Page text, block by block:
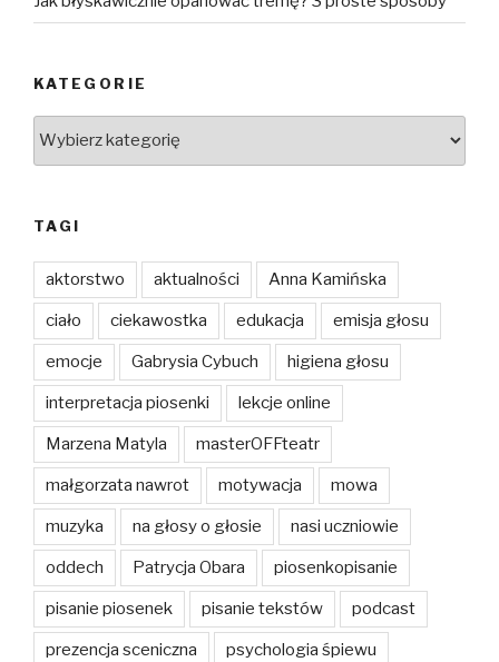
KATEGORIE
TAGI
aktorstwo aktualności Anna Kamińska
ciało ciekawostka edukacja emisja głosu
emocje Gabrysia Cybuch higiena głosu
interpretacja piosenki lekcje online
Marzena Matyla masterOFFteatr
małgorzata nawrot motywacja mowa
muzyka na głosy o głosie nasi uczniowie
oddech Patrycja Obara piosenkopisanie
pisanie piosenek pisanie tekstów podcast
prezencja sceniczna psychologia śpiewu